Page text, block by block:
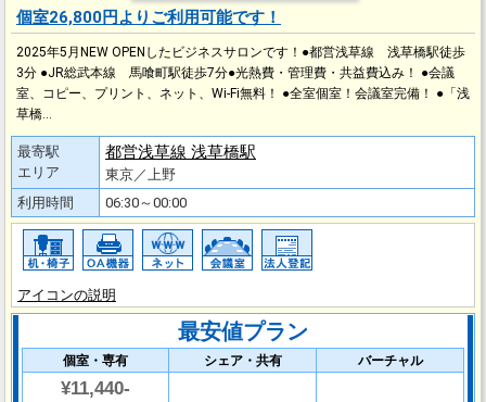
個室26,800円よりご利用可能です！
2025年5月NEW OPENしたビジネスサロンです！●都営浅草線 浅草橋駅徒歩
3分 ●JR総武本線 馬喰町駅徒歩7分●光熱費・管理費・共益費込み！ ●会議
室、コピー、プリント、ネット、Wi-Fi無料！ ●全室個室！会議室完備！ ●「浅
草橋…
最寄駅
エリア
都営浅草線 浅草橋駅
東京／上野
利用時間
06:30～00:00
アイコンの説明
最安値プラン
個室・専有 シェア・共有 バーチャル
¥11,440-